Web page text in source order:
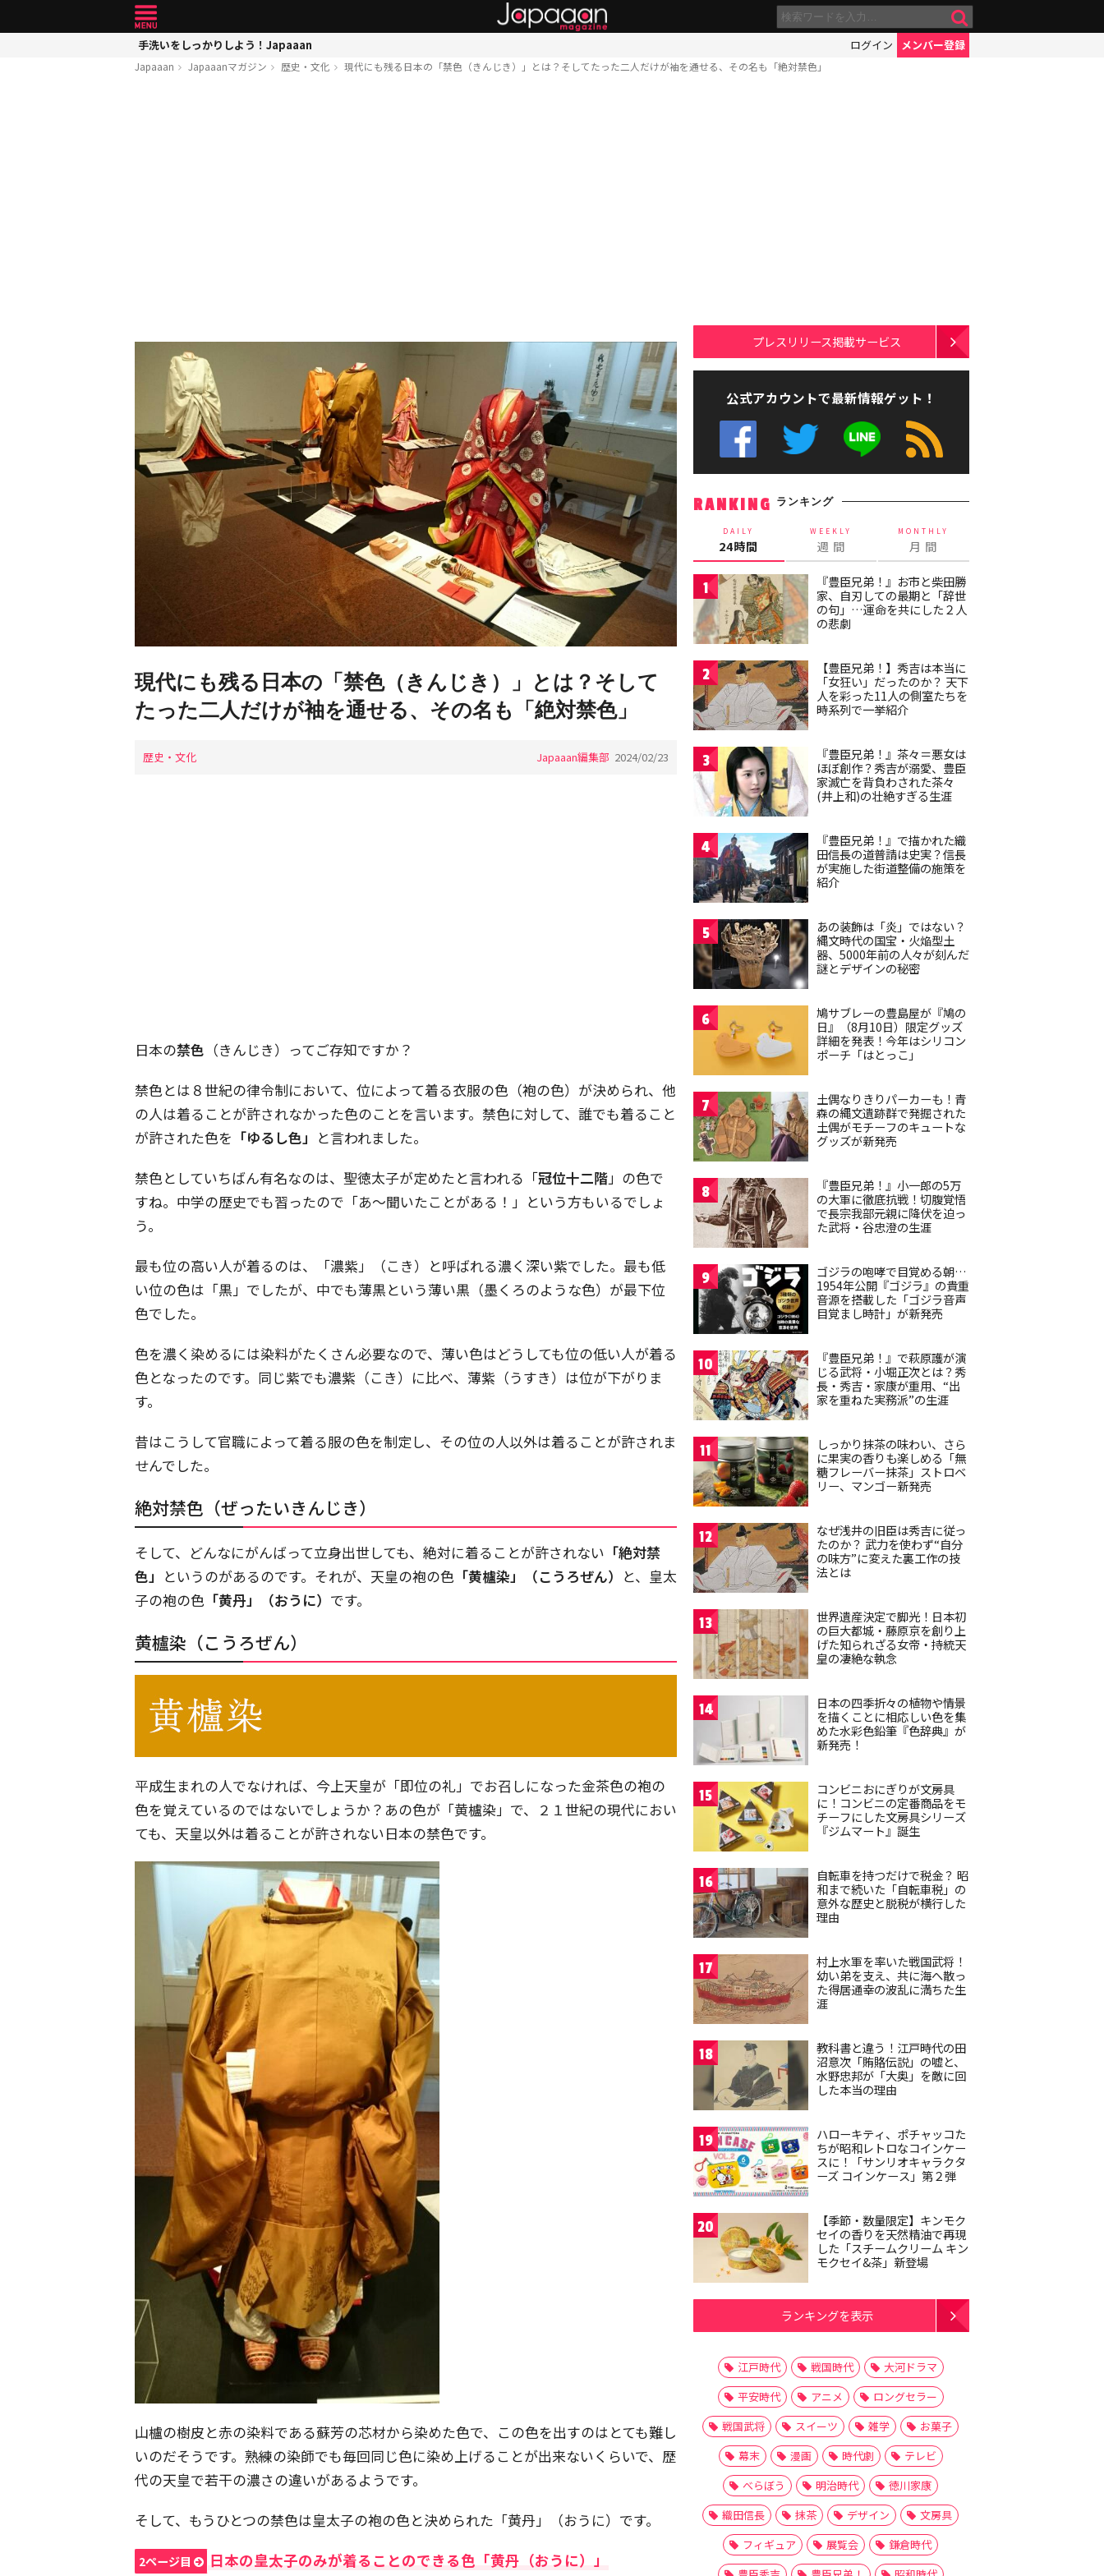
手洗いをしっかりしよう！Japaaan ログイン メンバー登録
Japaaan Japaaanマガジン 歴史・文化 現代にも残る日本の「禁色（きんじき）」とは？そしてたった二人だけが袖を通せる、その名も「絶対禁色」
現代にも残る日本の「禁色（きんじき）」とは？そして
たった二人だけが袖を通せる、その名も「絶対禁色」
歴史・文化 Japaaan編集部 2024/02/23
日本の禁色 （きんじき）ってご存知ですか？
禁色とは８世紀の律令制において、位によって着る衣服の色（袍の色）が決められ、他
の人は着ることが許されなかった色のことを言います。禁色に対して、誰でも着ること
が許された色を 「ゆるし色」 と言われました。
禁色としていちばん有名なのは、聖徳太子が定めたと言われる「冠位十二階」の色で
すね。中学の歴史でも習ったので「あ～聞いたことがある！」という方もいるでしょ
う。
最も位の高い人が着るのは、「濃紫」（こき）と呼ばれる濃く深い紫でした。最も低
い位の色は「黒」でしたが、中でも薄黒という薄い黒（墨くろのような色）が最下位
色でした。
色を濃く染めるには染料がたくさん必要なので、薄い色はどうしても位の低い人が着る
色となったのです。同じ紫でも濃紫（こき）に比べ、薄紫（うすき）は位が下がりま
す。
昔はこうして官職によって着る服の色を制定し、その位の人以外は着ることが許されま
せんでした。
絶対禁色（ぜったいきんじき）
そして、どんなにがんばって立身出世しても、絶対に着ることが許されない 「絶対禁
色」 というのがあるのです。それが、天皇の袍の色 「黄櫨染」（こうろぜん） と、皇太
子の袍の色 「黄丹」（おうに） です。
黄櫨染（こうろぜん）
平成生まれの人でなければ、今上天皇が「即位の礼」でお召しになった金茶色の袍の
色を覚えているのではないでしょうか？あの色が「黄櫨染」で、２１世紀の現代におい
ても、天皇以外は着ることが許されない日本の禁色です。
山櫨の樹皮と赤の染料である蘇芳の芯材から染めた色で、この色を出すのはとても難し
いのだそうです。熟練の染師でも毎回同じ色に染め上げることが出来ないくらいで、歴
代の天皇で若干の濃さの違いがあるようです。
そして、もうひとつの禁色は皇太子の袍の色と決められた「黄丹」（おうに）です。
2ページ目 日本の皇太子のみが着ることのできる色「黄丹（おうに）」
プレスリリース掲載サービス
公式アカウントで最新情報ゲット！
RANKING ランキング
DAILY
24時間
WEEKLY
週 間
MONTHLY
月 間
1
『豊臣兄弟！』お市と柴田勝
家、自刃しての最期と「辞世
の句」…運命を共にした２人
の悲劇
2
【豊臣兄弟！】秀吉は本当に
「女狂い」だったのか？ 天下
人を彩った11人の側室たちを
時系列で一挙紹介
3
『豊臣兄弟！』茶々＝悪女は
ほぼ創作？秀吉が溺愛、豊臣
家滅亡を背負わされた茶々
(井上和)の壮絶すぎる生涯
4
『豊臣兄弟！』で描かれた織
田信長の道普請は史実？信長
が実施した街道整備の施策を
紹介
5
あの装飾は「炎」ではない？
縄文時代の国宝・火焔型土
器、5000年前の人々が刻んだ
謎とデザインの秘密
6
鳩サブレーの豊島屋が『鳩の
日』（8月10日）限定グッズ
詳細を発表！今年はシリコン
ポーチ「はとっこ」
7
土偶なりきりパーカーも！青
森の縄文遺跡群で発掘された
土偶がモチーフのキュートな
グッズが新発売
8
『豊臣兄弟！』小一郎の5万
の大軍に徹底抗戦！切腹覚悟
で長宗我部元親に降伏を迫っ
た武将・谷忠澄の生涯
9
ゴジラの咆哮で目覚める朝…
1954年公開『ゴジラ』の貴重
音源を搭載した「ゴジラ音声
目覚まし時計」が新発売
10
『豊臣兄弟！』で萩原護が演
じる武将・小堀正次とは？秀
長・秀吉・家康が重用、“出
家を重ねた実務派”の生涯
11
しっかり抹茶の味わい、さら
に果実の香りも楽しめる「無
糖フレーバー抹茶」ストロベ
リー、マンゴー新発売
12
なぜ浅井の旧臣は秀吉に従っ
たのか？ 武力を使わず“自分
の味方”に変えた裏工作の技
法とは
13
世界遺産決定で脚光！日本初
の巨大都城・藤原京を創り上
げた知られざる女帝・持統天
皇の凄絶な執念
14
日本の四季折々の植物や情景
を描くことに相応しい色を集
めた水彩色鉛筆『色辞典』が
新発売！
15
コンビニおにぎりが文房具
に！コンビニの定番商品をモ
チーフにした文房具シリーズ
『ジムマート』誕生
16
自転車を持つだけで税金？ 昭
和まで続いた「自転車税」の
意外な歴史と脱税が横行した
理由
17
村上水軍を率いた戦国武将！
幼い弟を支え、共に海へ散っ
た得居通幸の波乱に満ちた生
涯
18
教科書と違う！江戸時代の田
沼意次「賄賂伝説」の嘘と、
水野忠邦が「大奥」を敵に回
した本当の理由
19
ハローキティ、ポチャッコた
ちが昭和レトロなコインケー
スに！「サンリオキャラクタ
ーズ コインケース」第２弾
20
【季節・数量限定】キンモク
セイの香りを天然精油で再現
した「スチームクリーム キン
モクセイ&茶」新登場
ランキングを表示
江戸時代 戦国時代
大河ドラマ
平安時代
アニメ
ロングセラー
戦国武将
スイーツ 雑学
お菓子
幕末
漫画 時代劇
テレビ
べらぼう
明治時代
徳川家康
織田信長
抹茶 デザイン
文房具
フィギュア
展覧会
鎌倉時代